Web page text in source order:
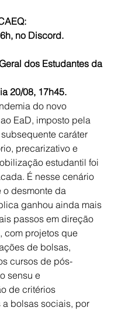
no Discord.
dos Estudantes da
20/08, 17h45.
do novo
EaD, imposto pela
caráter
precarizativo e
estudantil foi
É nesse cenário
desmonte da
ganhou ainda mais
passos em direção
com projetos que
de bolsas,
cursos de pós-
sensu e
de critérios
a bolsas sociais, por